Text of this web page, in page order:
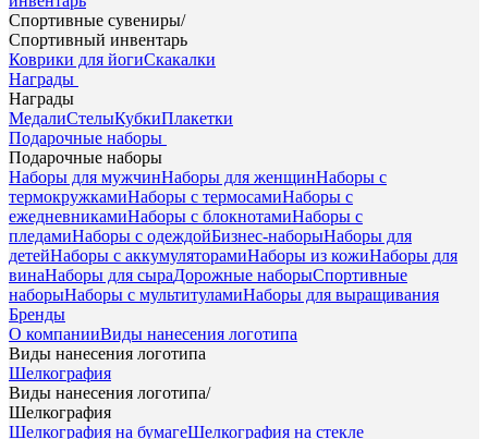
Спортивные сувениры/
Спортивный инвентарь
Коврики для йогиСкакалки
Награды
Награды
МедалиСтелыКубкиПлакетки
Подарочные наборы
Подарочные наборы
Наборы для мужчинНаборы для женщинНаборы с
термокружкамиНаборы с термосамиНаборы с
ежедневникамиНаборы с блокнотамиНаборы с
пледамиНаборы с одеждойБизнес-наборыНаборы для
детейНаборы с аккумуляторамиНаборы из кожиНаборы для
винаНаборы для сыраДорожные наборыСпортивные
наборыНаборы с мультитуламиНаборы для выращивания
Бренды
О компанииВиды нанесения логотипа
Виды нанесения логотипа
Шелкография
Виды нанесения логотипа/
Шелкография
Шелкография на бумагеШелкография на стекле